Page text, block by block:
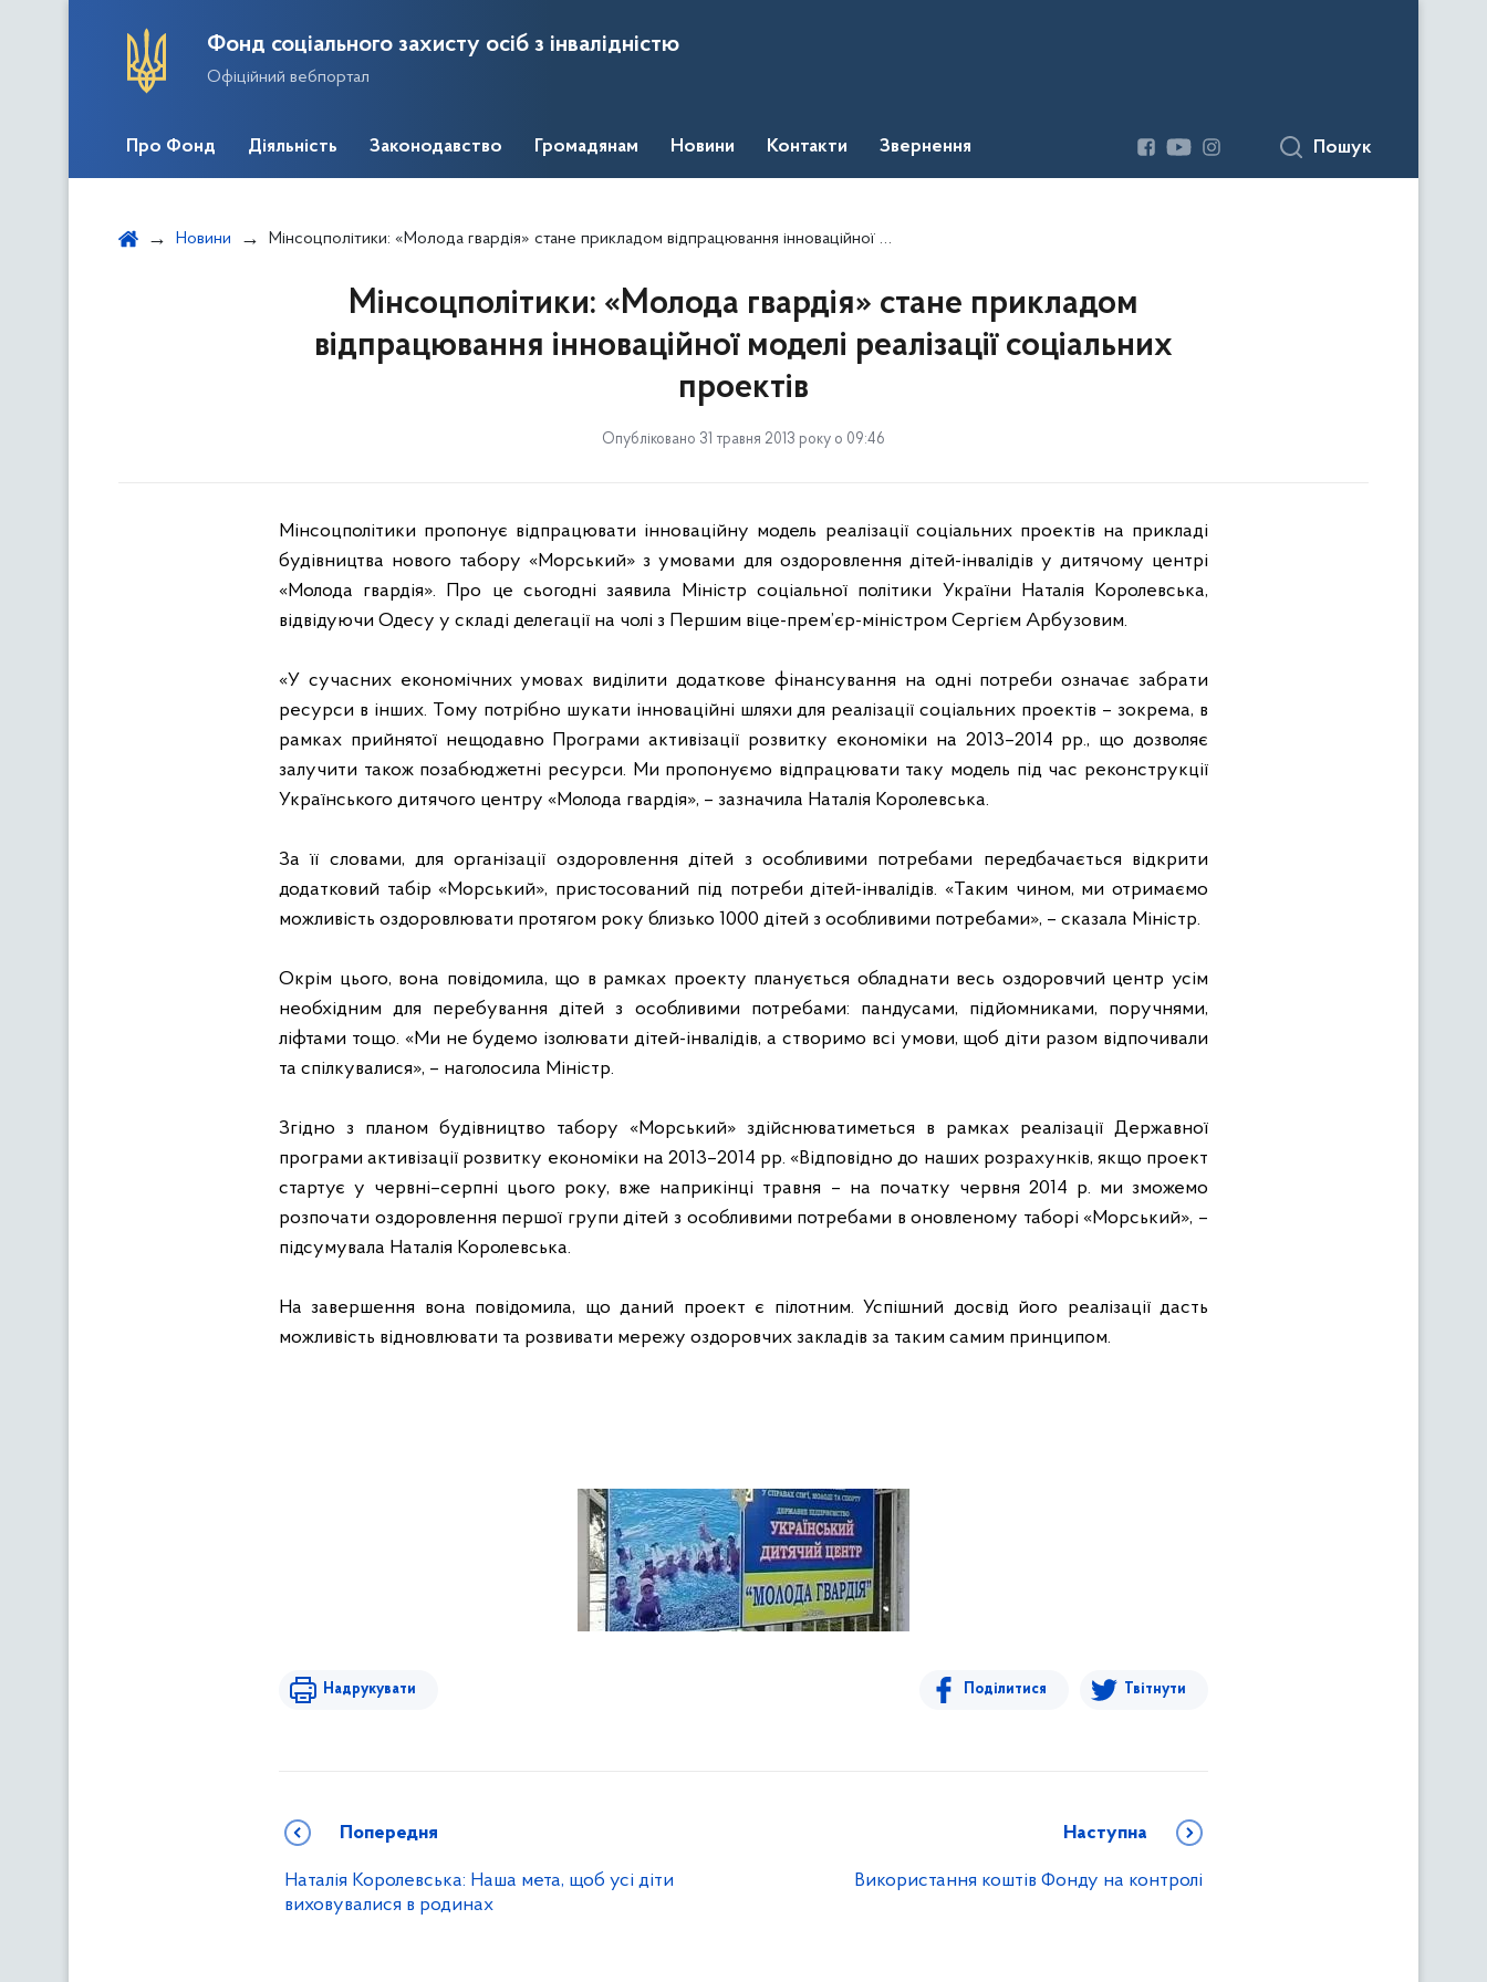
Фонд соціального захисту осіб з інвалідністю
Офіційний вебпортал
Про Фонд Діяльність Законодавство Громадянам Новини Контакти Звернення Пошук
Новини Мінсоцполітики: «Молода гвардія» стане прикладом відпрацювання інноваційної моделі реалізації соціальних проектів
Мінсоцполітики: «Молода гвардія» стане прикладом
відпрацювання інноваційної моделі реалізації соціальних
проектів
Опубліковано 31 травня 2013 року о 09:46
Мінсоцполітики пропонує відпрацювати інноваційну модель реалізації соціальних проектів на прикладі
будівництва нового табору «Морський» з умовами для оздоровлення дітей-інвалідів у дитячому центрі
«Молода гвардія». Про це сьогодні заявила Міністр соціальної політики України Наталія Королевська,
відвідуючи Одесу у складі делегації на чолі з Першим віце-прем’єр-міністром Сергієм Арбузовим.
«У сучасних економічних умовах виділити додаткове фінансування на одні потреби означає забрати
ресурси в інших. Тому потрібно шукати інноваційні шляхи для реалізації соціальних проектів – зокрема, в
рамках прийнятої нещодавно Програми активізації розвитку економіки на 2013–2014 рр., що дозволяє
залучити також позабюджетні ресурси. Ми пропонуємо відпрацювати таку модель під час реконструкції
Українського дитячого центру «Молода гвардія», – зазначила Наталія Королевська.
За її словами, для організації оздоровлення дітей з особливими потребами передбачається відкрити
додатковий табір «Морський», пристосований під потреби дітей-інвалідів. «Таким чином, ми отримаємо
можливість оздоровлювати протягом року близько 1000 дітей з особливими потребами», – сказала Міністр.
Окрім цього, вона повідомила, що в рамках проекту планується обладнати весь оздоровчий центр усім
необхідним для перебування дітей з особливими потребами: пандусами, підйомниками, поручнями,
ліфтами тощо. «Ми не будемо ізолювати дітей-інвалідів, а створимо всі умови, щоб діти разом відпочивали
та спілкувалися», – наголосила Міністр.
Згідно з планом будівництво табору «Морський» здійснюватиметься в рамках реалізації Державної
програми активізації розвитку економіки на 2013–2014 рр. «Відповідно до наших розрахунків, якщо проект
стартує у червні–серпні цього року, вже наприкінці травня – на початку червня 2014 р. ми зможемо
розпочати оздоровлення першої групи дітей з особливими потребами в оновленому таборі «Морський», –
підсумувала Наталія Королевська.
На завершення вона повідомила, що даний проект є пілотним. Успішний досвід його реалізації дасть
можливість відновлювати та розвивати мережу оздоровчих закладів за таким самим принципом.
Надрукувати Поділитися Твітнути
Попередня
Наталія Королевська: Наша мета, щоб усі діти
виховувалися в родинах
Наступна
Використання коштів Фонду на контролі